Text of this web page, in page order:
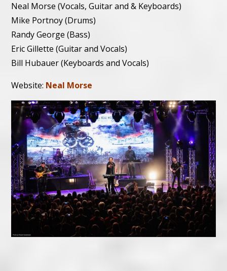
Neal Morse (Vocals, Guitar and & Keyboards)
Mike Portnoy (Drums)
Randy George (Bass)
Eric Gillette (Guitar and Vocals)
Bill Hubauer (Keyboards and Vocals)
Website: Neal Morse